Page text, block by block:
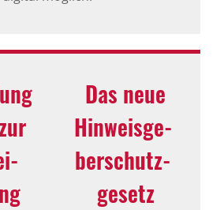
Das neue
Hinweis­ge­
ber­schutz­
ge­setz